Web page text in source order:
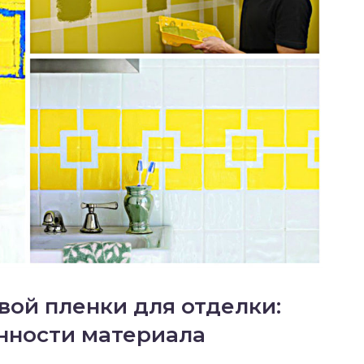
пленки для отделки:
материала